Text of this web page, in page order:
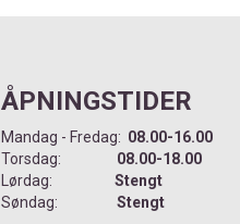
ÅPNINGSTIDER
Mandag - Fredag: 08.00-16.00
Torsdag: 08.00-18.00
Lørdag: Stengt
Søndag: Stengt